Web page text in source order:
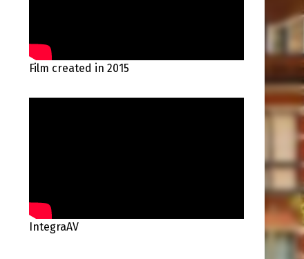
Film created in 2015
IntegraAV